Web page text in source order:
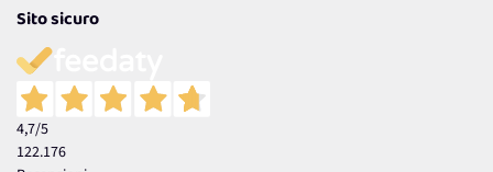
Sito sicuro
4,7/5
122.176